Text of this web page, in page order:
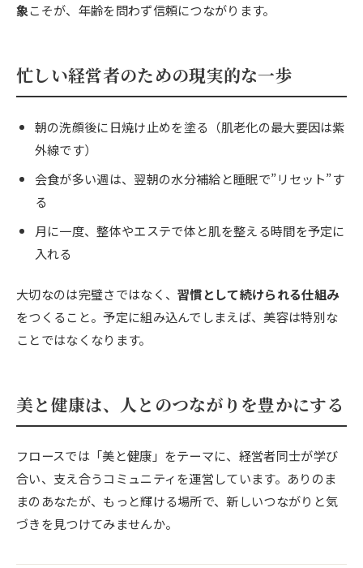
象こそが、年齢を問わず信頼につながります。
忙しい経営者のための現実的な一歩
朝の洗顔後に日焼け止めを塗る（肌老化の最大要因は紫
外線です）
会食が多い週は、翌朝の水分補給と睡眠で”リセット”す
る
月に一度、整体やエステで体と肌を整える時間を予定に
入れる
大切なのは完璧さではなく、習慣として続けられる仕組み
をつくること。予定に組み込んでしまえば、美容は特別な
ことではなくなります。
美と健康は、人とのつながりを豊かにする
フロースでは「美と健康」をテーマに、経営者同士が学び
合い、支え合うコミュニティを運営しています。ありのま
まのあなたが、もっと輝ける場所で、新しいつながりと気
づきを見つけてみませんか。